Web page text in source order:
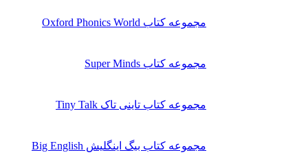
مجموعه کتاب Oxford Phonics World
مجموعه کتاب Super Minds
مجموعه کتاب تاینی تاک Tiny Talk
مجموعه کتاب بیگ اینگلیش Big English